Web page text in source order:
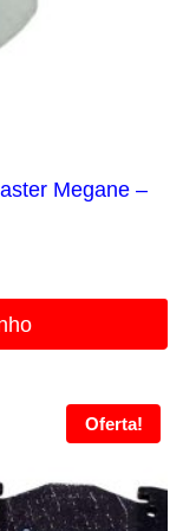
Megane –
Oferta!